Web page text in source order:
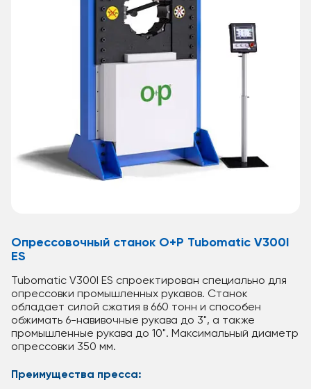
Опрессовочный станок O+P Tubomatic V300I
ES
Tubomatic V300I ES спроектирован специально для
опрессовки промышленных рукавов. Станок
обладает силой сжатия в 660 тонн и способен
обжимать 6-навивочные рукава до 3", а также
промышленные рукава до 10". Максимальный диаметр
опрессовки 350 мм.
Преимущества пресса: